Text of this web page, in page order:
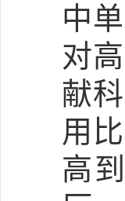
中
对
献
用
高